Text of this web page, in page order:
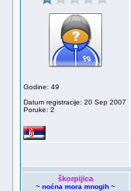
Godine: 49
Datum registracije: 20 Sep 2007
Poruke: 2
škorpijica
~ noćna mora mnogih ~